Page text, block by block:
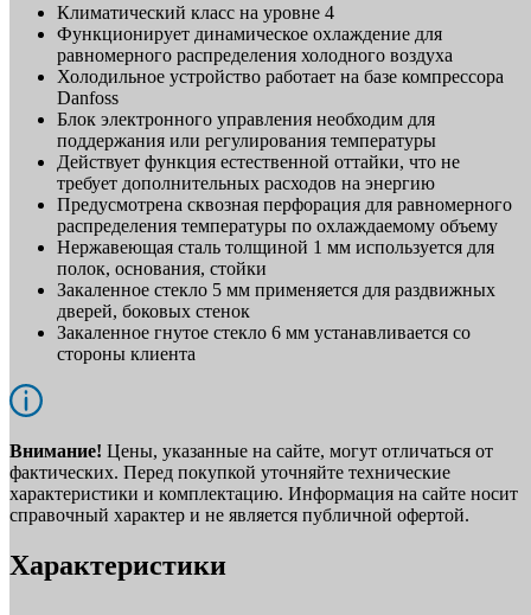
Климатический класс на уровне 4
Функционирует динамическое охлаждение для
равномерного распределения холодного воздуха
Холодильное устройство работает на базе компрессора
Danfoss
Блок электронного управления необходим для
поддержания или регулирования температуры
Действует функция естественной оттайки, что не
требует дополнительных расходов на энергию
Предусмотрена сквозная перфорация для равномерного
распределения температуры по охлаждаемому объему
Нержавеющая сталь толщиной 1 мм используется для
полок, основания, стойки
Закаленное стекло 5 мм применяется для раздвижных
дверей, боковых стенок
Закаленное гнутое стекло 6 мм устанавливается со
стороны клиента
Внимание! Цены, указанные на сайте, могут отличаться от
фактических. Перед покупкой уточняйте технические
характеристики и комплектацию. Информация на сайте носит
справочный характер и не является публичной офертой.
Характеристики